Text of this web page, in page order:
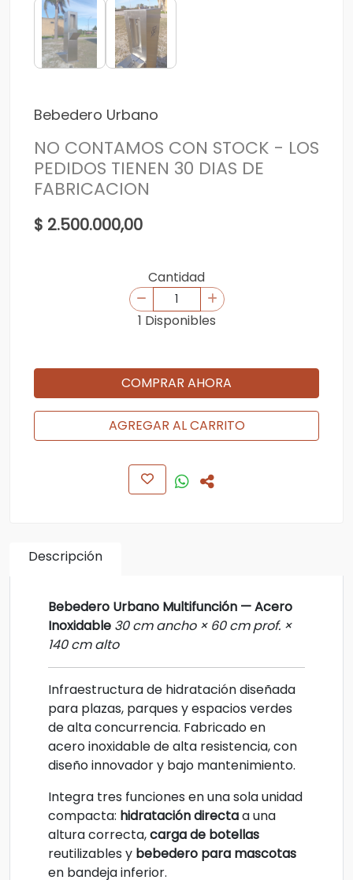
Bebedero Urbano
NO CONTAMOS CON STOCK - LOS
PEDIDOS TIENEN 30 DIAS DE
FABRICACION
$ 2.500.000,00
Cantidad
1 Disponibles
COMPRAR AHORA
AGREGAR AL CARRITO
Descripción
Bebedero Urbano Multifunción — Acero
Inoxidable 30 cm ancho × 60 cm prof. ×
140 cm alto
Infraestructura de hidratación diseñada
para plazas, parques y espacios verdes
de alta concurrencia. Fabricado en
acero inoxidable de alta resistencia, con
diseño innovador y bajo mantenimiento.
Integra tres funciones en una sola unidad
compacta: hidratación directaa una
altura correcta,carga de botellas
reutilizables y bebedero para mascotas
en bandeja inferior.